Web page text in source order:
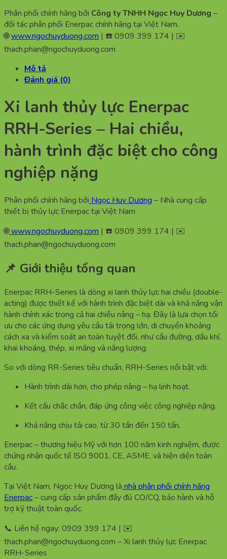
Phân phối chính hãng bởi Công ty TNHH Ngọc Huy Dương –
đối tác phân phối Enerpac chính hãng tại Việt Nam.
🌐www.ngochuyduong.com | ☎️ 0909 399 174 | ✉️
thach.phan@ngochuyduong.com
Mô tả
Đánh giá (0)
Xi lanh thủy lực Enerpac
RRH-Series – Hai chiều,
hành trình đặc biệt cho công
nghiệp nặng
Phân phối chính hãng bởi Ngọc Huy Dương – Nhà cung cấp
thiết bị thủy lực Enerpac tại Việt Nam
🌐www.ngochuyduong.com | ☎️ 0909 399 174 | ✉️
thach.phan@ngochuyduong.com
📌 Giới thiệu tổng quan
Enerpac RRH-Series là dòng xi lanh thủy lực hai chiều (double-
acting) được thiết kế với hành trình đặc biệt dài và khả năng vận
hành chính xác trong cả hai chiều nâng – hạ. Đây là lựa chọn tối
ưu cho các ứng dụng yêu cầu tải trọng lớn, di chuyển khoảng
cách xa và kiểm soát an toàn tuyệt đối, như cầu đường, dầu khí,
khai khoáng, thép, xi măng và năng lượng.
So với dòng RR-Series tiêu chuẩn, RRH-Series nổi bật với:
Hành trình dài hơn, cho phép nâng – hạ linh hoạt.
Kết cấu chắc chắn, đáp ứng công việc công nghiệp nặng.
Khả năng chịu tải cao, từ 30 tấn đến 150 tấn.
Enerpac – thương hiệu Mỹ với hơn 100 năm kinh nghiệm, được
chứng nhận quốc tế ISO 9001, CE, ASME, và hiện diện toàn
cầu.
Tại Việt Nam, Ngọc Huy Dương là nhà phân phối chính hãng
Enerpac– cung cấp sản phẩm đầy đủ CO/CQ, bảo hành và hỗ
trợ kỹ thuật toàn quốc.
📞 Liên hệ ngay: 0909 399 174 | ✉️
thach.phan@ngochuyduong.com – Xi lanh thủy lực Enerpac
RRH-Series